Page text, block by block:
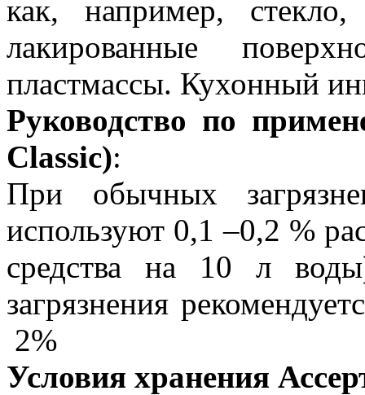
как, например,
лакированные
пластмассы. Кухонный
Руководство по
Classic):
При обычных
используют 0,1 –0,2 %
средства на 10 л
загрязнения
2%
Условия хранения